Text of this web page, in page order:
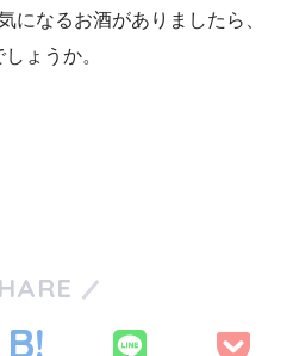
になるお酒がありましたら、
ょうか。